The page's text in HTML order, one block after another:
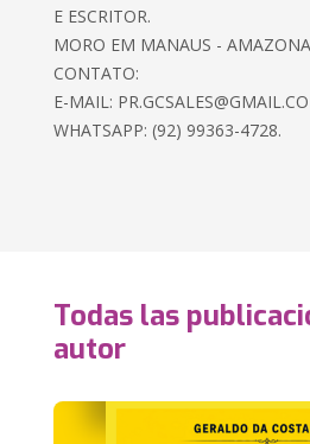
E ESCRITOR.
MORO EM MANAUS -
CONTATO:
E-MAIL:
WHATSAPP: (92) 99363-4728.
Todas las
autor